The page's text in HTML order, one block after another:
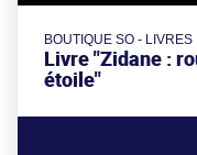
BOUTIQUE SO - LIVRES
Livre "Zidane :
étoile"